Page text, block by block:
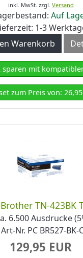
inkl. MwSt. zzgl. Versand
Auf
1-3
Warenkorb
sparen mit
zum Preis von: 26,95
TN-423BK
6.500 Ausdrucke
Nr. PC BR527-BK-
129,95 EUR